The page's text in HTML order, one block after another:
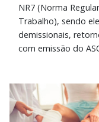
NR7 (Norma
Trabalho), sendo
demissionais,
com emissão do